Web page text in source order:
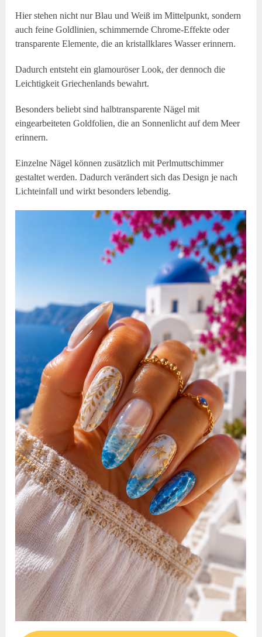
Hier stehen nicht nur Blau und Weiß im Mittelpunkt, sondern
auch feine Goldlinien, schimmernde Chrome-Effekte oder
transparente Elemente, die an kristallklares Wasser erinnern.
Dadurch entsteht ein glamouröser Look, der dennoch die
Leichtigkeit Griechenlands bewahrt.
Besonders beliebt sind halbtransparente Nägel mit
eingearbeiteten Goldfolien, die an Sonnenlicht auf dem Meer
erinnern.
Einzelne Nägel können zusätzlich mit Perlmuttschimmer
gestaltet werden. Dadurch verändert sich das Design je nach
Lichteinfall und wirkt besonders lebendig.